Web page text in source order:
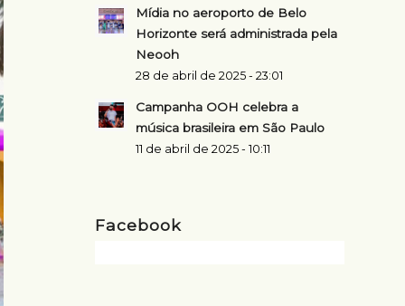
Mídia no aeroporto de Belo
Horizonte será administrada pela
Neooh
28 de abril de 2025 - 23:01
Campanha OOH celebra a
música brasileira em São Paulo
11 de abril de 2025 - 10:11
Facebook